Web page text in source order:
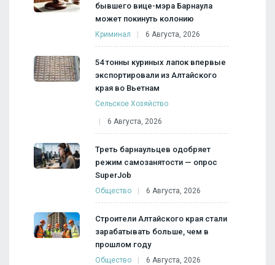
бывшего вице-мэра Барнаула
может покинуть колонию
Криминал 6 Августа, 2026
54 тонны куриных лапок впервые
экспортировали из Алтайского
края во Вьетнам
Сельское Хозяйство
6 Августа, 2026
Треть барнаульцев одобряет
режим самозанятости — опрос
SuperJob
Общество 6 Августа, 2026
Строители Алтайского края стали
зарабатывать больше, чем в
прошлом году
Общество 6 Августа, 2026